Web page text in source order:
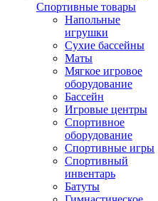
Спортивные товары
Напольные
игрушки
Сухие бассейны
Маты
Мягкое игровое
оборудование
Бассейн
Игровые центры
Спортивное
оборудование
Спортивные игры
Спортивный
инвентарь
Батуты